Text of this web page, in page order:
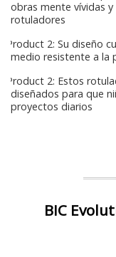
obras mente vívidas
rotuladores
Product 2: Su diseño
medio resistente a la
Product 2: Estos
diseñados para que
proyectos diarios
BIC